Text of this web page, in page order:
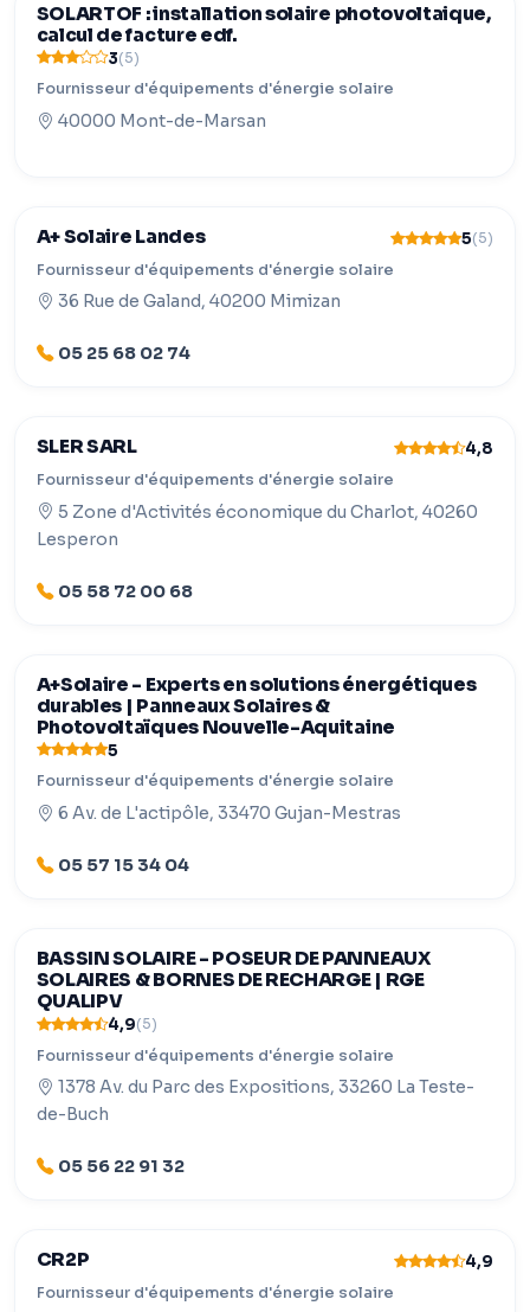
SOLARTOF : installation solaire photovoltaique,
calcul de facture edf.
3(5)
Fournisseur d'équipements d'énergie solaire
40000 Mont-de-Marsan
A+ Solaire Landes 5(5)
Fournisseur d'équipements d'énergie solaire
36 Rue de Galand, 40200 Mimizan
05 25 68 02 74
SLER SARL 4,8
Fournisseur d'équipements d'énergie solaire
5 Zone d'Activités économique du Charlot, 40260
Lesperon
05 58 72 00 68
A+Solaire - Experts en solutions énergétiques
durables | Panneaux Solaires &
Photovoltaïques Nouvelle-Aquitaine
5
Fournisseur d'équipements d'énergie solaire
6 Av. de L'actipôle, 33470 Gujan-Mestras
05 57 15 34 04
BASSIN SOLAIRE - POSEUR DE PANNEAUX
SOLAIRES & BORNES DE RECHARGE | RGE
QUALIPV
4,9(5)
Fournisseur d'équipements d'énergie solaire
1378 Av. du Parc des Expositions, 33260 La Teste-
de-Buch
05 56 22 91 32
CR2P 4,9
Fournisseur d'équipements d'énergie solaire